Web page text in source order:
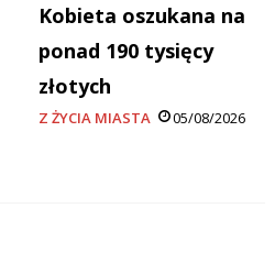
Kobieta oszukana na
ponad 190 tysięcy
złotych
Z ŻYCIA MIASTA 05/08/2026